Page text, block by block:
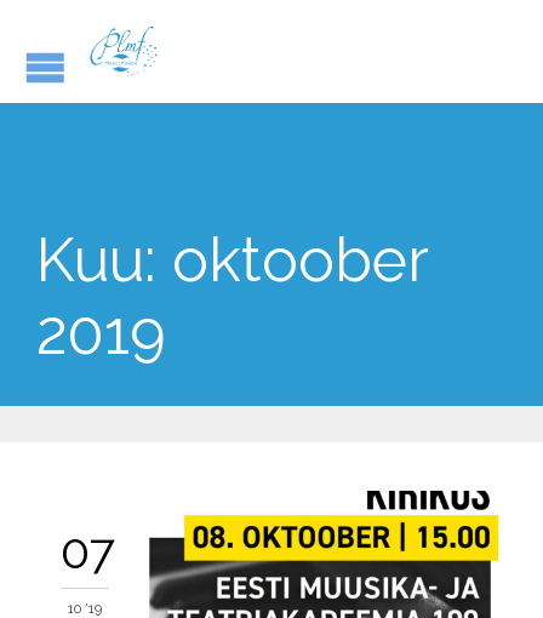
Kuu: oktoober
2019
07
10 '19